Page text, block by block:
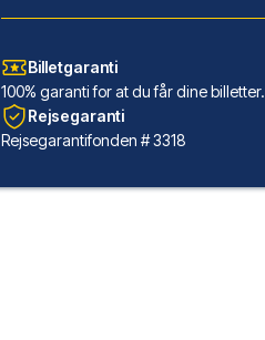
Billetgaranti
100% garanti for at du får dine billetter.
Rejsegaranti
Rejsegarantifonden # 3318